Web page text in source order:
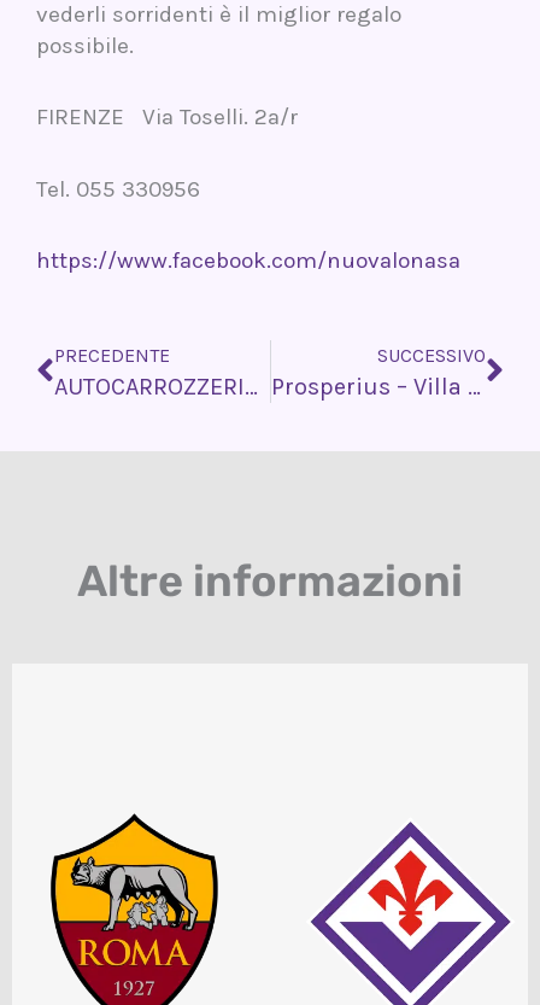
vederli sorridenti è il miglior regalo
possibile.
FIRENZE Via Toselli. 2a/r
Tel. 055 330956
https://www.facebook.com/nuovalonasa
Precedente
PRECEDENTE
AUTOCARROZZERIA SESTESE
SUCCESSIVO
Prosperius – Villa Cherubini
Altre informazioni